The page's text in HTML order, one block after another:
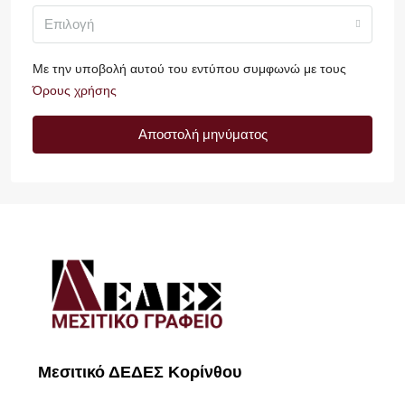
Επιλογή
Με την υποβολή αυτού του εντύπου συμφωνώ με τους
Όρους χρήσης
Αποστολή μηνύματος
Μεσιτικό ΔΕΔΕΣ Κορίνθου